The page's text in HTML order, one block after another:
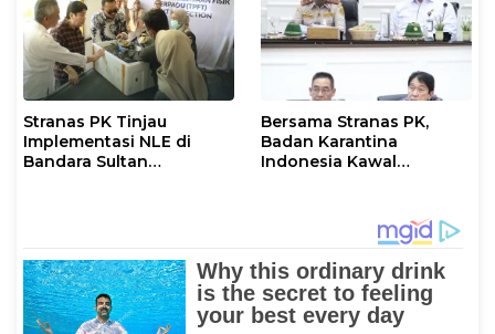
Stranas PK Tinjau
Implementasi NLE di
Bandara Sultan
Bersama Stranas PK,
Badan Karantina
Indonesia Kawal